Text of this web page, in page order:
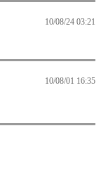
10/08/24 03:21
10/08/01 16:35